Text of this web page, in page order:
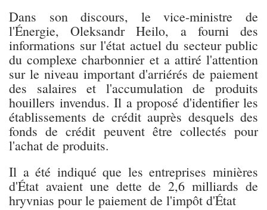
Dans son discours, le vice-ministre de
l'Énergie, Oleksandr Heilo, a fourni des
informations sur l'état actuel du secteur public
du complexe charbonnier et a attiré l'attention
sur le niveau important d'arriérés de paiement
des salaires et l'accumulation de produits
houillers invendus. Il a proposé d'identifier les
établissements de crédit auprès desquels des
fonds de crédit peuvent être collectés pour
l'achat de produits.
Il a été indiqué que les entreprises minières
d'État avaient une dette de 2,6 milliards de
hryvnias pour le paiement de l'impôt d'État